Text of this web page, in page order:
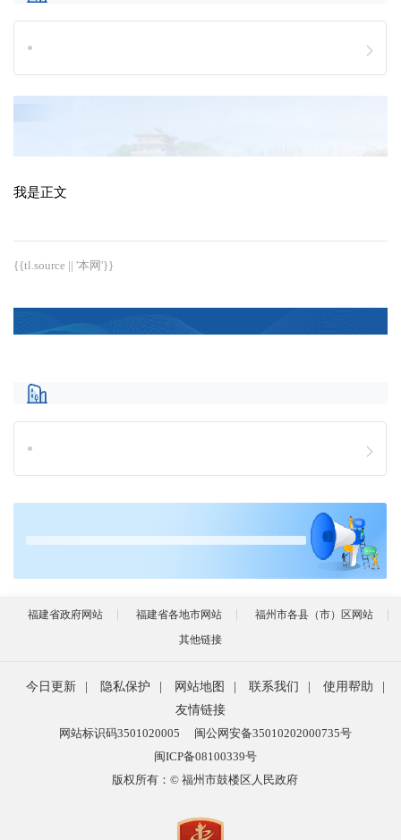
我是正文
{{tl.source || '本网'}}
福建省政府网站 福建省各地市网站
福州市各县（市）区网站
其他链接
今日更新 隐私保护 网站地图 联系我们 使用帮助
友情链接
网站标识码3501020005
闽公网安备35010202000735号
闽ICP备08100339号
版权所有：© 福州市鼓楼区人民政府